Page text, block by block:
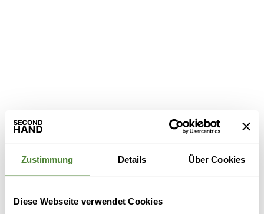
Zustimmung Details Über Cookies
Diese Webseite verwendet Cookies